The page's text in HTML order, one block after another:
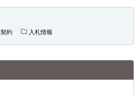
契約 入札情報